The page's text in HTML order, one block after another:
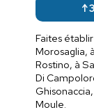
↑
Faites
Morosaglia,
Rostino, à
Di
Moule.